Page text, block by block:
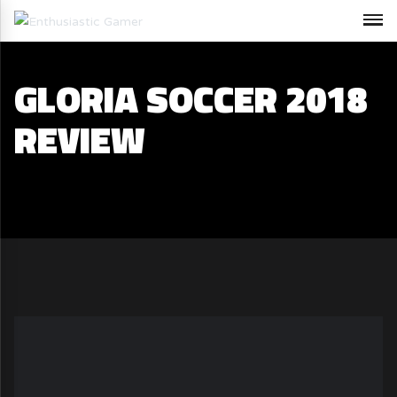
GLORIA SOCCER 2018
REVIEW